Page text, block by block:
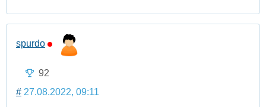
spurdo
92
# 27.08.2022, 09:11